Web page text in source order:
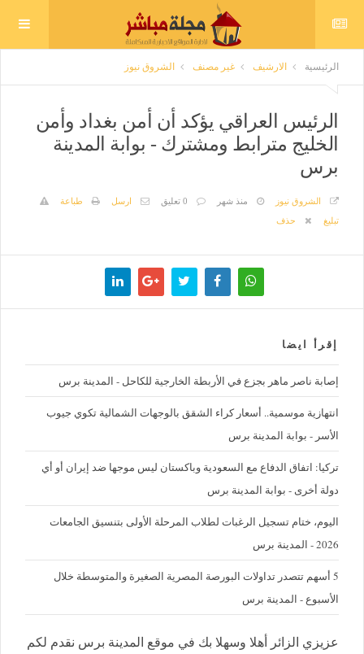
الرئيسية الارشيف غير مصنف الشروق نيوز
الرئيس العراقي يؤكد أن أمن بغداد وأمن
الخليج مترابط ومشترك - بوابة المدينة
برس
الشروق نيوز منذ شهر 0 تعليق ارسل
طباعة
تبليغ
حذف
إقرأ ايضا
إصابة ناصر ماهر بجزع في الأربطة الخارجية للكاحل - المدينة برس
‪انتهازية موسمية.. أسعار كراء الشقق بالوجهات الشمالية تكوي جيوب
الأسر - بوابة المدينة برس
تركيا: اتفاق الدفاع مع السعودية وباكستان ليس موجها ضد إيران أو أي
دولة أخرى - بوابة المدينة برس
اليوم، ختام تسجيل الرغبات لطلاب المرحلة الأولى بتنسيق الجامعات
2026 - المدينة برس
5 أسهم تتصدر تداولات البورصة المصرية الصغيرة والمتوسطة خلال
الأسبوع - المدينة برس
عزيزي الزائر أهلا وسهلا بك في موقع المدينة برس نقدم لكم